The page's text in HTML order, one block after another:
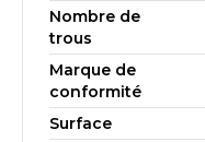
Nombre de
trous
Marque de
conformité
Surface